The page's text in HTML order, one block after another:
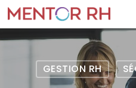
Skip
to
GESTION RH